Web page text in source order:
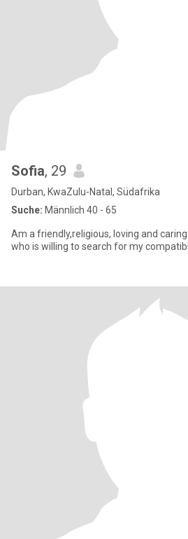
Sofia, 29
Durban, KwaZulu-Natal, Südafrika
Suche: Männlich 40 - 65
Am a friendly,religious, loving and
who is willing to search for my